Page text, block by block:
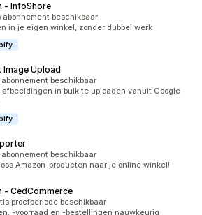
‑ InfoShore
abonnement beschikbaar
in je eigen winkel, zonder dubbel werk
Image Upload
beschikbaar
afbeeldingen in bulk te uploaden vanuit Google
beschikbaar
Amazon-producten naar je online winkel!
CedCommerce
totaal
proefperiode beschikbaar
-voorraad en -bestellingen nauwkeurig